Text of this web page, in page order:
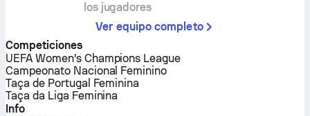
los jugadores
Ver equipo completo
Competiciones
UEFA Women's Champions League
Campeonato Nacional Feminino
Taça de Portugal Feminina
Taça da Liga Feminina
Info